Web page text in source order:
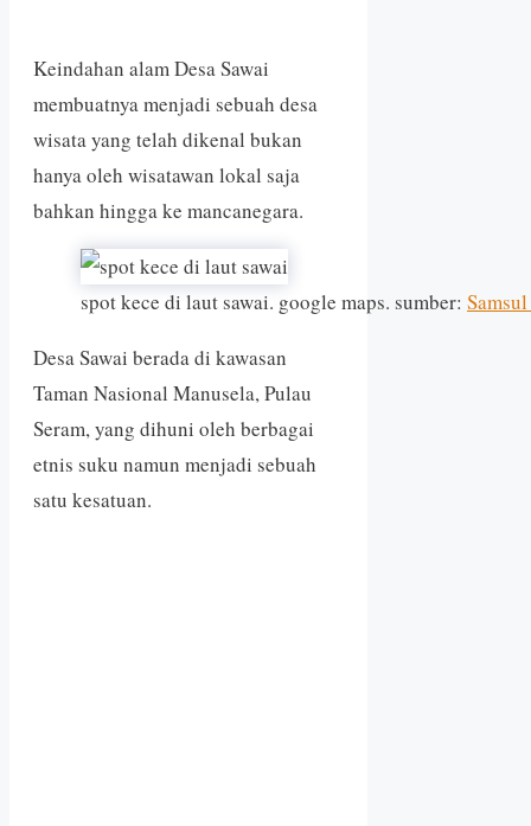
Keindahan alam Desa Sawai
membuatnya menjadi sebuah desa
wisata yang telah dikenal bukan
hanya oleh wisatawan lokal saja
bahkan hingga ke mancanegara.
spot kece di laut sawai. google maps. sumber:
Desa Sawai berada di kawasan
Taman Nasional Manusela, Pulau
Seram, yang dihuni oleh berbagai
etnis suku namun menjadi sebuah
satu kesatuan.